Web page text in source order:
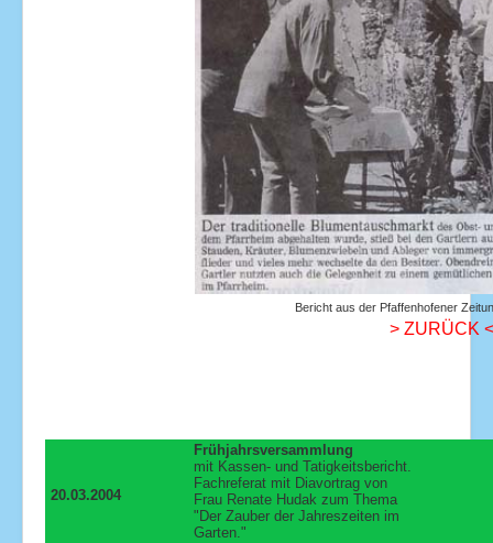
Bericht aus der Pfaffenhofener
> ZURÜCK <
20.03.2004
Frühjahrsversammlung
mit Kassen- und Tatigkeitsbericht.
Fachreferat mit Diavortrag von
Frau Renate Hudak zum Thema
"Der Zauber der Jahreszeiten im
Garten."